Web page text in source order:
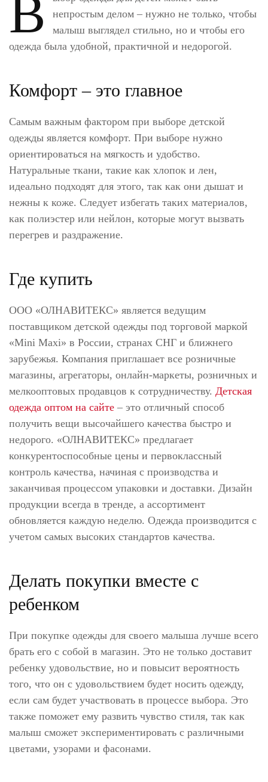
В
непростым делом – нужно не только, чтобы
малыш выглядел стильно, но и чтобы его
одежда была удобной, практичной и недорогой.
Комфорт – это главное
Самым важным фактором при выборе детской
одежды является комфорт. При выборе нужно
ориентироваться на мягкость и удобство.
Натуральные ткани, такие как хлопок и лен,
идеально подходят для этого, так как они дышат и
нежны к коже. Следует избегать таких материалов,
как полиэстер или нейлон, которые могут вызвать
перегрев и раздражение.
Где купить
ООО «ОЛНАВИТЕКС» является ведущим
поставщиком детской одежды под торговой маркой
«Mini Maxi» в России, странах СНГ и ближнего
зарубежья. Компания приглашает все розничные
магазины, агрегаторы, онлайн-маркеты, розничных и
мелкооптовых продавцов к сотрудничеству. Детская
одежда оптом на сайте – это отличный способ
получить вещи высочайшего качества быстро и
недорого. «ОЛНАВИТЕКС» предлагает
конкурентоспособные цены и первоклассный
контроль качества, начиная с производства и
заканчивая процессом упаковки и доставки. Дизайн
продукции всегда в тренде, а ассортимент
обновляется каждую неделю. Одежда производится с
учетом самых высоких стандартов качества.
Делать покупки вместе с
ребенком
При покупке одежды для своего малыша лучше всего
брать его с собой в магазин. Это не только доставит
ребенку удовольствие, но и повысит вероятность
того, что он с удовольствием будет носить одежду,
если сам будет участвовать в процессе выбора. Это
также поможет ему развить чувство стиля, так как
малыш сможет экспериментировать с различными
цветами, узорами и фасонами.